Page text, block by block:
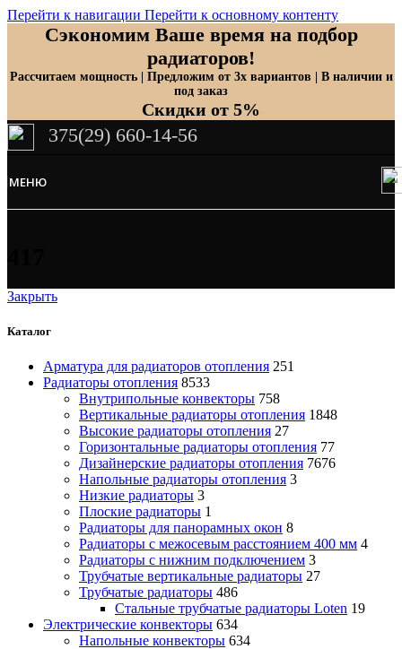
Перейти к навигации Перейти к основному контенту
Сэкономим Ваше время на подбор
радиаторов!
Рассчитаем мощность | Предложим от 3х вариантов | В наличии и
под заказ
Скидки от 5%
375(29) 660-14-56
МЕНЮ
Закрыть
Каталог
Арматура для радиаторов отопления 251
Радиаторы отопления 8533
Внутрипольные конвекторы 758
Вертикальные радиаторы отопления 1848
Высокие радиаторы отопления 27
Горизонтальные радиаторы отопления 77
Дизайнерские радиаторы отопления 7676
Напольные радиаторы отопления 3
Низкие радиаторы 3
Плоские радиаторы 1
Радиаторы для панорамных окон 8
Радиаторы с межосевым расстоянием 400 мм 4
Радиаторы с нижним подключением 3
Трубчатые вертикальные радиаторы 27
Трубчатые радиаторы 486
Cтальные трубчатые радиаторы Loten 19
Электрические конвекторы 634
Напольные конвекторы 634